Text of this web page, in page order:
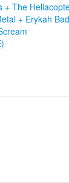
+ The
+ Erykah